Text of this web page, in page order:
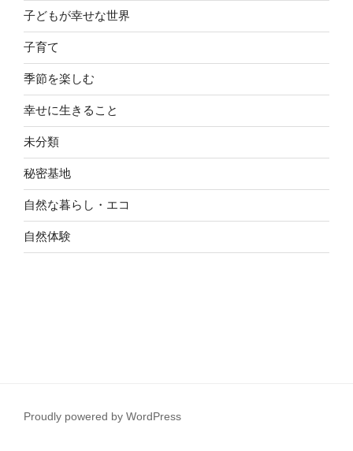
子どもが幸せな世界
子育て
季節を楽しむ
幸せに生きること
未分類
秘密基地
自然な暮らし・エコ
自然体験
Proudly powered by WordPress